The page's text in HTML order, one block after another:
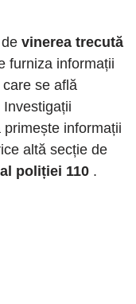
vinerea trecută
furniza informații
se află
informații
altă secție de
poliției 110 .